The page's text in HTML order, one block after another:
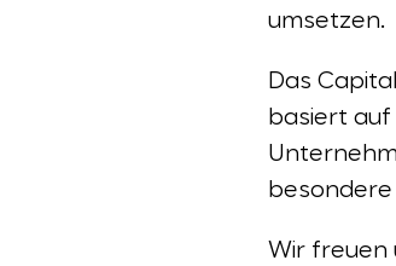
umsetzen.
Das
basiert auf
Wir freuen